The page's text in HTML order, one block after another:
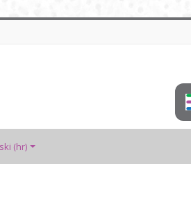
‎(hr)‎
kolegije